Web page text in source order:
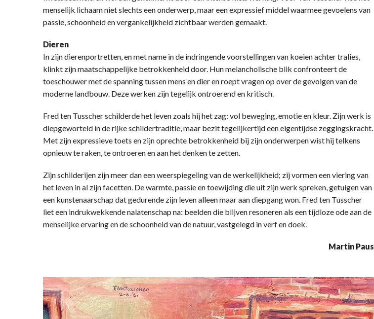
menselijk lichaam niet slechts een onderwerp, maar een expressief middel waarmee gevoelens van
passie, schoonheid en vergankelijkheid zichtbaar werden gemaakt.
Dieren
In zijn dierenportretten, en met name in de indringende voorstellingen van koeien achter tralies,
klinkt zijn maatschappelijke betrokkenheid door. Hun melancholische blik confronteert de
toeschouwer met de spanning tussen mens en dier en roept vragen op over de gevolgen van de
moderne landbouw. Deze werken zijn tegelijk ontroerend en kritisch.
Fred ten Tusscher schilderde het leven zoals hij het zag: vol beweging, emotie en kleur. Zijn werk is
diepgeworteld in de rijke schildertraditie, maar bezit tegelijkertijd een eigentijdse zeggingskracht.
Met zijn expressieve toets en zijn oprechte betrokkenheid bij zijn onderwerpen wist hij telkens
opnieuw te raken, te ontroeren en aan het denken te zetten.
Zijn schilderijen zijn meer dan een weerspiegeling van de werkelijkheid; zij vormen een viering van
het leven in al zijn facetten. De warmte, passie en toewijding die uit zijn werk spreken, getuigen van
een kunstenaarschap dat gedurende zijn leven alleen maar aan diepgang won. Fred ten Tusscher
liet een indrukwekkende nalatenschap na: beelden die blijven resoneren als een tijdloze ode aan de
menselijke ervaring en de schoonheid van de natuur, vastgelegd in verf en doek.
Martin Paus